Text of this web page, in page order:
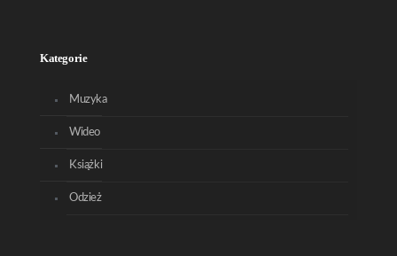
Kategorie
Muzyka
Wideo
Książki
Odzież